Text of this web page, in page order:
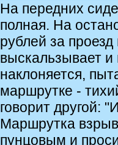
На передних
полная. На
рублей за
выскальзывает
наклоняется,
маршрутке -
говорит другой:
Маршрутка
пунцовым и